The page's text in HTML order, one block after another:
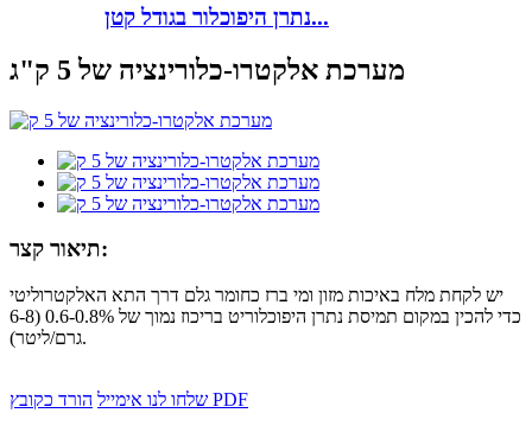
נתרן היפוכלור בגודל קטן...
מערכת אלקטרו-כלורינציה של 5 ק"ג
תיאור קצר:
יש לקחת מלח באיכות מזון ומי ברז כחומר גלם דרך התא האלקטרוליטי
כדי להכין במקום תמיסת נתרן היפוכלוריט בריכוז נמוך של 0.6-0.8% (6-8
גרם/ליטר).
שלחו לנו אימייל הורד כקובץ PDF